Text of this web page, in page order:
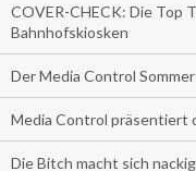
COVER-CHECK: Die Top
Bahnhofskiosken
Der Media Control
Media Control präsentiert
Die Bitch macht sich